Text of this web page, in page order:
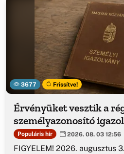
3677 Frissítve!
Érvényüket vesztik a
személyazonosító
Populáris hír 2026. 08. 03 12:56
FIGYELEM! 2026. augusztus